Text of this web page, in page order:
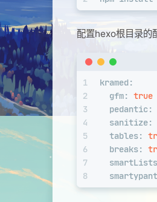
配置hexo根目录的
1
2
3
4
5
6
7
8
kramed:
gfm: true
pedantic:
sanitize:
tables:
breaks: